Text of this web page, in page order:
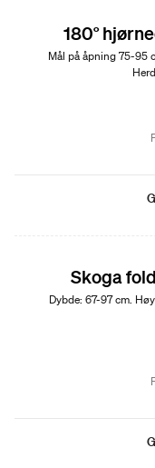
180°
Mål på åpning 75-95
Skoga
Dybde: 67-97 cm.